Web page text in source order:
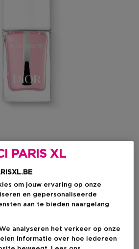
fabrikant€ 36,60
PARIS XL
om jouw ervaring op onze
en gepersonaliseerde
aan te bieden naargelang
analyseren het verkeer op onze
informatie over hoe iedereen